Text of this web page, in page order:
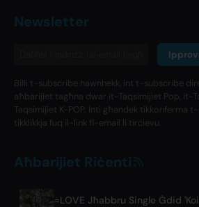
Newsletter
Billi t-subscribe hawnhekk, int t-subscribe
aħbarijiet tagħna dwar it-Taqsimijiet Pop, it-
Taqsimijiet K-POP. Inti għandek tikkonferma
tikklikkja fuq il-link fl-email li tirċievu.
Aħbarijiet Riċenti